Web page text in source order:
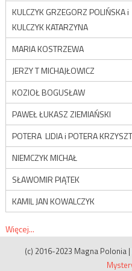
KULCZYK GRZEGORZ POLIŃSKA i
KULCZYK KATARZYNA
MARIA KOSTRZEWA
JERZY T MICHAJŁOWICZ
KOZIOŁ BOGUSŁAW
PAWEŁ ŁUKASZ ZIEMIAŃSKI
POTERA LIDIA i POTERA
NIEMCZYK MICHAŁ
SŁAWOMIR PIĄTEK
KAMIL JAN KOWALCZYK
Więcej...
(c) 2016-2023 Magna Polonia |